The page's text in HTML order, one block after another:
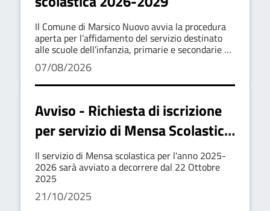
Il Comune di Marsico Nuovo avvia la procedura
aperta per l’affidamento del servizio destinato
alle scuole dell’infanzia, primarie e secondarie di
primo grado.
07/08/2026
Avviso - Richiesta di iscrizione
per servizio di Mensa Scolastica
2025-2026
Il servizio di Mensa scolastica per l'anno 2025-
2026 sarà avviato a decorrere dal 22 Ottobre
2025
21/10/2025